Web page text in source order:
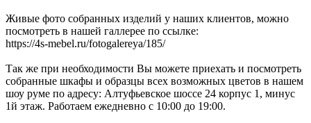
Живые фото собранных изделий у наших клиентов, можно
посмотреть в нашей галлерее по ссылке:
https://4s-mebel.ru/fotogalereya/185/
Так же при необходимости Вы можете приехать и посмотреть
собранные шкафы и образцы всех возможных цветов в нашем
шоу руме по адресу: Алтуфьевское шоссе 24 корпус 1, минус
1й этаж. Работаем ежедневно с 10:00 до 19:00.